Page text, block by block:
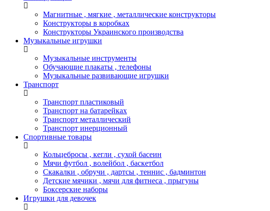
Магнитные , мягкие , металлические конструкторы
Конструкторы в коробках
Конструкторы Украинского производства
Музыкальные игрушки
Музыкальные инструменты
Обучающие плакаты , телефоны
Музыкальные развивающие игрушки
Транспорт
Транспорт пластиковый
Транспорт на батарейках
Транспорт металлический
Транспорт инерционный
Спортивные товары
Кольцебросы , кегли , сухой басеин
Мячи футбол , волейбол , баскетбол
Скакалки , обручи , дартсы , теннис , бадминтон
Детские мячики , мячи для фитнеса , прыгуны
Боксерские наборы
Игрушки для девочек